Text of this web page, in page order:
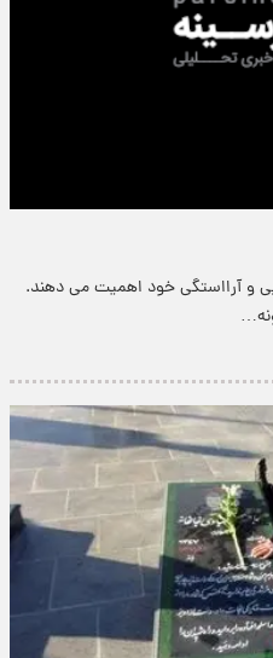
و آرااستگی خود اهمیت می دهند.